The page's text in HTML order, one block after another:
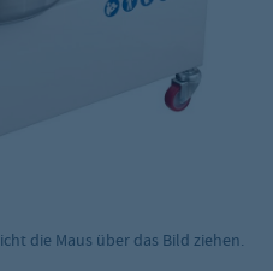
die Maus über das Bild ziehen.